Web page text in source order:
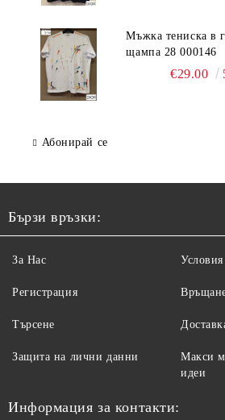
Мъжка тениска в
щампа 28 000146
€29.00
Абонирай се
Бързи връзки:
За Нас
Регистрация
Търсене
Защита на лични данни
Макси
идеи
Информация за контакти: